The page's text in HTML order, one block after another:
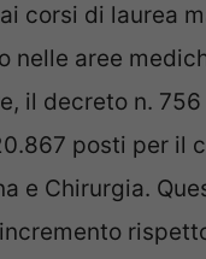
ai corsi di laurea
nelle aree
il decreto n.
posti per il
e Chirurgia.